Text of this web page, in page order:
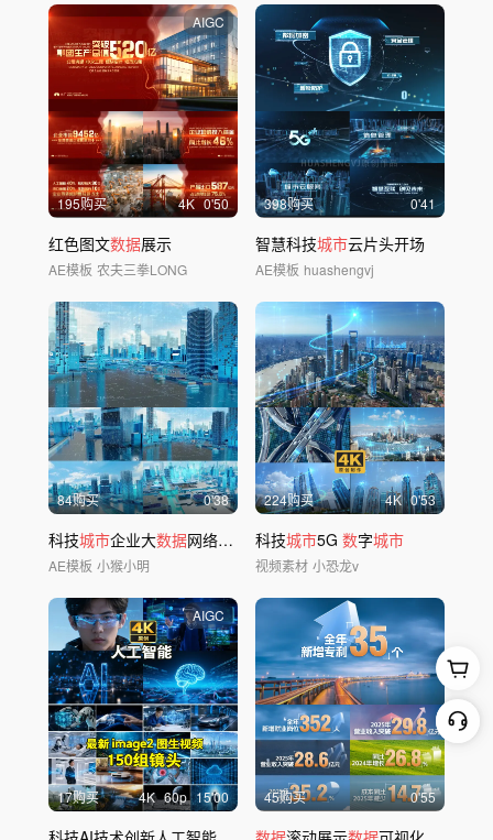
AIGC
195购买 4K 0'50
红色图文数据展示
AE模板 农夫三拳LONG
398购买 0'41
智慧科技城市云片头开场
AE模板 huashengvj
84购买 0'38
科技城市企业大数据网络安全科技专题片头
AE模板 小猴小明
224购买 4K 0'53
科技城市5G 数字城市
视频素材 小恐龙v
AIGC
17购买 4K 60p 15'00 45购买 0'55